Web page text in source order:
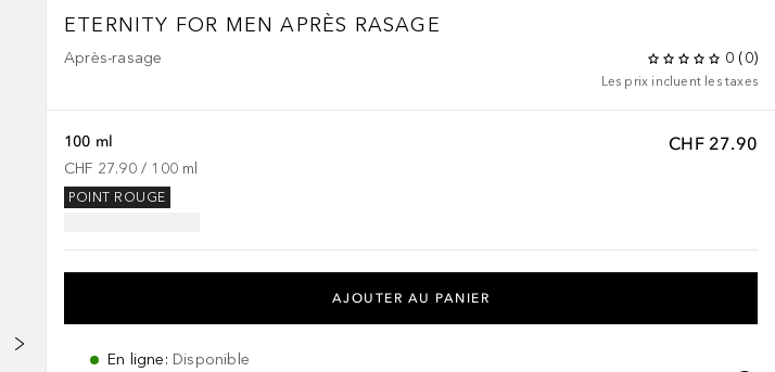
ETERNITY FOR MEN APRÈS RASAGE
Après-rasage 0 (0)
Les prix incluent les taxes
CHF 27.90
100 ml
CHF 27.90 / 100 ml
POINT ROUGE
AJOUTER AU PANIER
En ligne: Disponible